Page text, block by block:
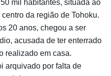
mil habitantes, situada ao
da região de Tohoku.
20 anos, chegou a ser
acusada de ter enterrado
realizado em casa.
arquivado por falta de